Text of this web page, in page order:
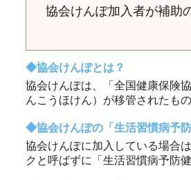
協会けんぽ加入者が補助
協会けんぽとは？
協会けんぽは、「全国健康保険
んこうほけん）が移管されたも
協会けんぽの「生活習慣病予防
協会けんぽに加入している場合
クと呼ばずに「生活習慣病予防